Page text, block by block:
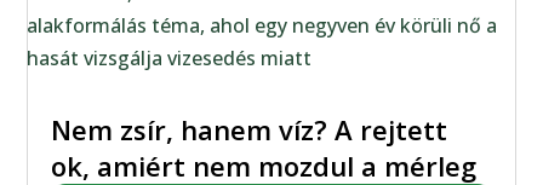
Nem zsír, hanem víz? A rejtett
ok, amiért nem mozdul a mérleg